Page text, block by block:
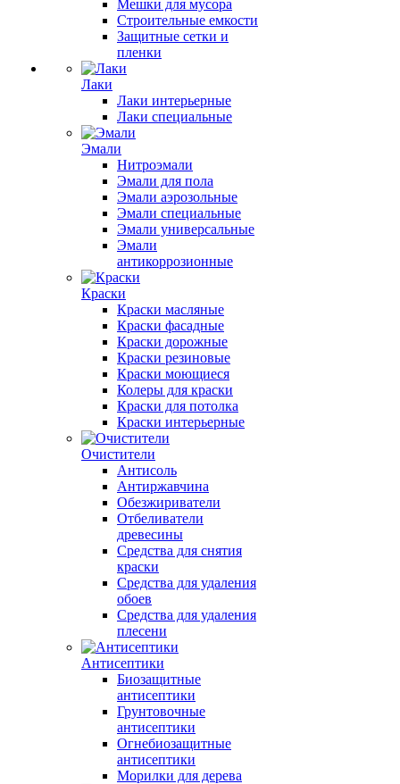
Мешки для мусора
Строительные емкости
Защитные сетки и
пленки
Лаки
Лаки интерьерные
Лаки специальные
Эмали
Нитроэмали
Эмали для пола
Эмали аэрозольные
Эмали специальные
Эмали универсальные
Эмали
антикоррозионные
Краски
Краски масляные
Краски фасадные
Краски дорожные
Краски резиновые
Краски моющиеся
Колеры для краски
Краски для потолка
Краски интерьерные
Очистители
Антисоль
Антиржавчина
Обезжириватели
Отбеливатели
древесины
Средства для снятия
краски
Средства для удаления
обоев
Средства для удаления
плесени
Антисептики
Биозащитные
антисептики
Грунтовочные
антисептики
Огнебиозащитные
антисептики
Морилки для дерева